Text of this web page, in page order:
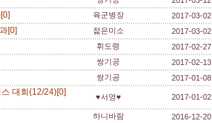
육군병장 2017-03-02
[0] 젊은미소 2017-03-02
휘도령 2017-02-27
쌍기공 2017-02-13
쌍기공 2017-01-08
대회(12/24)[0] ♥서영♥ 2017-01-02
하니바람 2016-12-20